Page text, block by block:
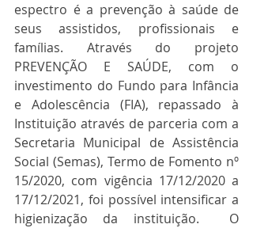
espectro é a prevenção à saúde de
seus assistidos, profissionais e
famílias. Através do projeto
PREVENÇÃO E SAÚDE, com o
investimento do Fundo para Infância
e Adolescência (FIA), repassado à
Instituição através de parceria com a
Secretaria Municipal de Assistência
Social (Semas), Termo de Fomento nº
15/2020, com vigência 17/12/2020 a
17/12/2021, foi possível intensificar a
higienização da instituição.  O